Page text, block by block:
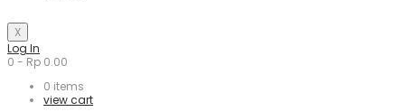
X
Log In
0 - Rp 0.00
0 items
view cart